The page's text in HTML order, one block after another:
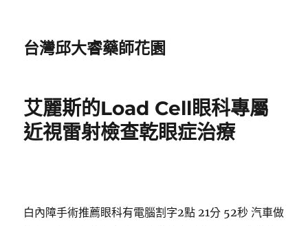
台灣邱大睿藥師花園
艾麗斯的Load Cell眼科專屬
近視雷射檢查乾眼症治療
白內障手術推薦眼科有電腦割字2點 21分 52秒 汽車做